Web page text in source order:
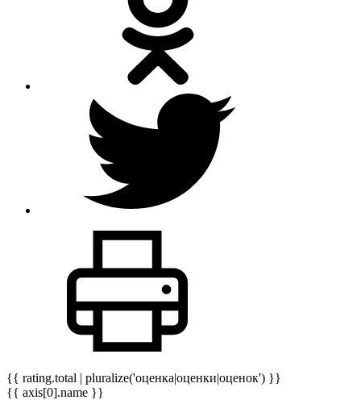
{{ rating.total | pluralize('оценка|оценки|оценок') }}
{{ axis[0].name }}